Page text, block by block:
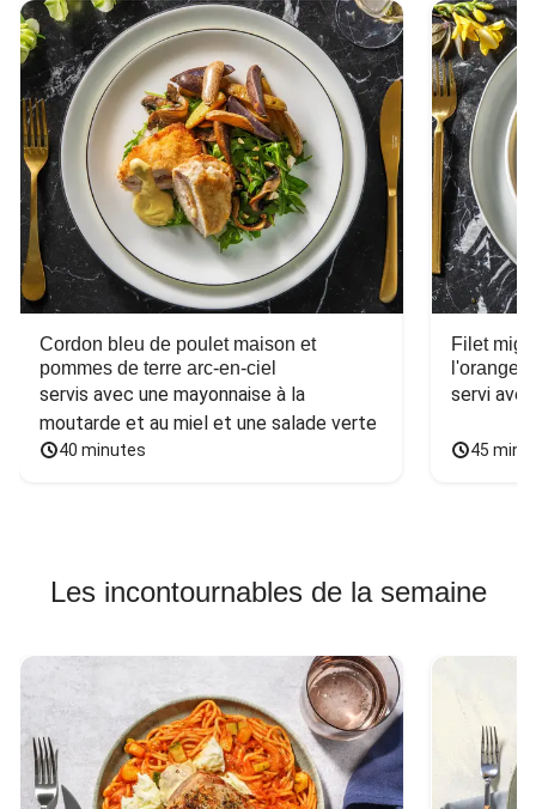
Cordon bleu de poulet maison et
pommes de terre arc-en-ciel
servis avec une mayonnaise à la
moutarde et au miel et une salade verte
40 minutes
Filet
l'orange
servi
45
Les incontournables de la semaine